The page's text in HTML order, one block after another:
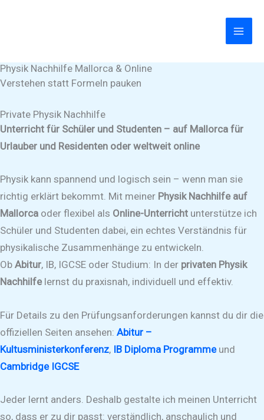
Physik Nachhilfe Mallorca & Online
Verstehen statt Formeln pauken​
Private Physik Nachhilfe
Unterricht für Schüler und Studenten – auf Mallorca für
Urlauber und Residenten oder weltweit online
Physik kann spannend und logisch sein – wenn man sie
richtig erklärt bekommt. Mit meiner Physik Nachhilfe auf
Mallorca oder flexibel als Online-Unterricht unterstütze ich
Schüler und Studenten dabei, ein echtes Verständnis für
physikalische Zusammenhänge zu entwickeln.
Ob Abitur, IB, IGCSE oder Studium: In der privaten Physik
Nachhilfelernst du praxisnah, individuell und effektiv.
Für Details zu den Prüfungsanforderungen kannst du dir die
offiziellen Seiten ansehen: Abitur –
Kultusministerkonferenz, IB Diploma Programmeund
Cambridge IGCSE
Jeder lernt anders. Deshalb gestalte ich meinen Unterricht
so, dass er zu dir passt: verständlich, anschaulich und